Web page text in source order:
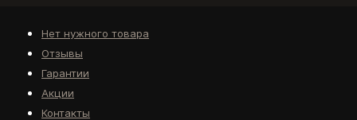
Нет нужного товара
Отзывы
Гарантии
Акции
Контакты